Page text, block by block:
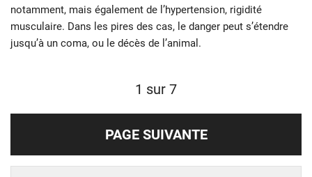
notamment, mais également de l’hypertension, rigidité
musculaire. Dans les pires des cas, le danger peut s’étendre
jusqu’à un coma, ou le décès de l’animal.
1 sur 7
PAGE SUIVANTE